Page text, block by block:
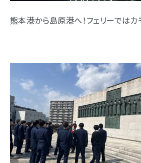
熊本港から島原港へ！フェリーではカ